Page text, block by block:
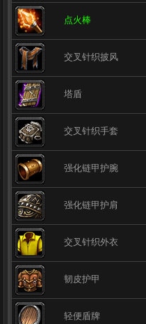
点火棒
交叉针织披风
塔盾
交叉针织手套
强化链甲护腕
强化链甲护肩
交叉针织外衣
韧皮护甲
轻便盾牌